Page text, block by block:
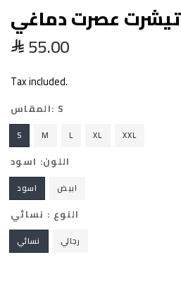
تيشرت عصرت دماغي
55.00
Tax included.
المقاس: S
S M L XL XXL
اللون: اسود
اسود ابيض
النوع : نسائي
نسائي رجالي